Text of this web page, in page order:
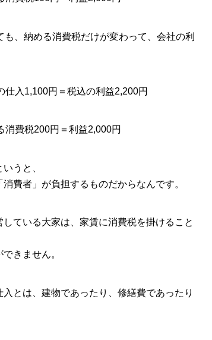
も、納める消費税だけが変わって、会社の利
入1,100円＝税込の利益2,200円
費税200円＝利益2,000円
うと、
費者」が負担するものだからなんです。
ている大家は、家賃に消費税を掛けること
きません。
とは、建物であったり、修繕費であったり